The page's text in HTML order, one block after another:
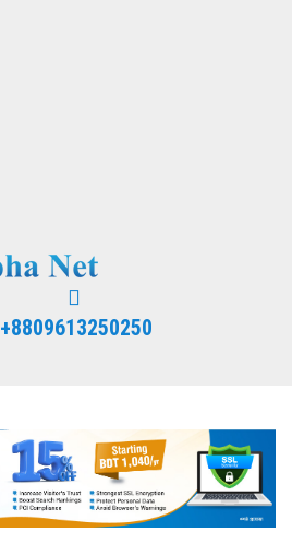
+8809613250250